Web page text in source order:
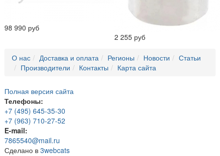
98 990 руб
2 255 руб
О нас Доставка и оплата Регионы Новости
Статьи
Производители
Контакты Карта сайта
Полная версия сайта
Телефоны:
+7 (495) 645-35-30
+7 (963) 710-27-52
E-mail:
7865540@mail.ru
Сделано в 3webcats